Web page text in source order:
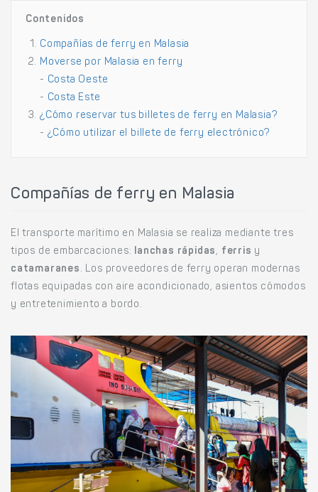
Contenidos
Compañías de ferry en Malasia
Moverse por Malasia en ferry
- Costa Oeste
- Costa Este
¿Cómo reservar tus billetes de ferry en Malasia?
- ¿Cómo utilizar el billete de ferry electrónico?
Compañías de ferry en Malasia
El transporte marítimo en Malasia se realiza mediante tres
tipos de embarcaciones: lanchas rápidas, ferris y
catamaranes . Los proveedores de ferry operan modernas
flotas equipadas con aire acondicionado, asientos cómodos
y entretenimiento a bordo.